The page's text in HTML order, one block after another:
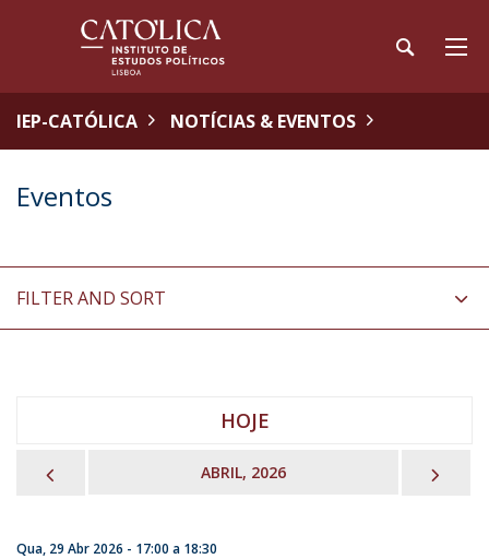
IEP-CATÓLICA NOTÍCIAS & EVENTOS
Eventos
FILTER AND SORT
HOJE
ABRIL, 2026
Qua, 29 Abr 2026 - 17:00 a 18:30